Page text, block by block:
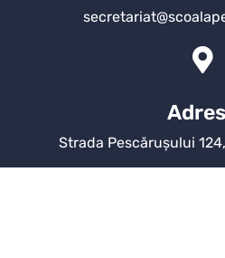
Strada Pescărușului